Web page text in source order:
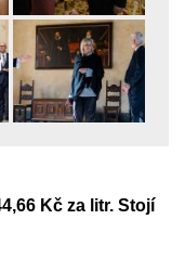
Kč za litr. Stojí